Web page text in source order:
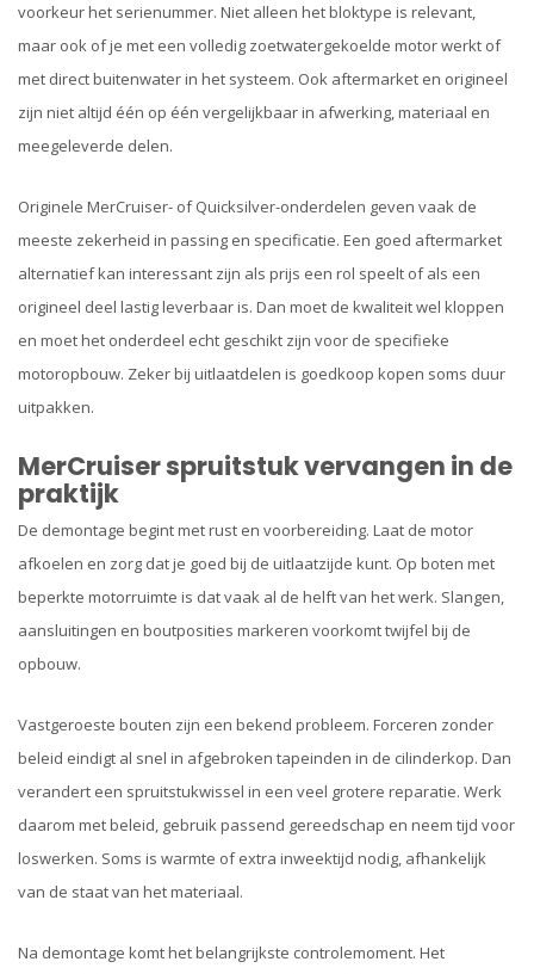
voorkeur het serienummer. Niet alleen het bloktype is relevant,
maar ook of je met een volledig zoetwatergekoelde motor werkt of
met direct buitenwater in het systeem. Ook aftermarket en origineel
zijn niet altijd één op één vergelijkbaar in afwerking, materiaal en
meegeleverde delen.
Originele MerCruiser- of Quicksilver-onderdelen geven vaak de
meeste zekerheid in passing en specificatie. Een goed aftermarket
alternatief kan interessant zijn als prijs een rol speelt of als een
origineel deel lastig leverbaar is. Dan moet de kwaliteit wel kloppen
en moet het onderdeel echt geschikt zijn voor de specifieke
motoropbouw. Zeker bij uitlaatdelen is goedkoop kopen soms duur
uitpakken.
MerCruiser spruitstuk vervangen in de
praktijk
De demontage begint met rust en voorbereiding. Laat de motor
afkoelen en zorg dat je goed bij de uitlaatzijde kunt. Op boten met
beperkte motorruimte is dat vaak al de helft van het werk. Slangen,
aansluitingen en boutposities markeren voorkomt twijfel bij de
opbouw.
Vastgeroeste bouten zijn een bekend probleem. Forceren zonder
beleid eindigt al snel in afgebroken tapeinden in de cilinderkop. Dan
verandert een spruitstukwissel in een veel grotere reparatie. Werk
daarom met beleid, gebruik passend gereedschap en neem tijd voor
loswerken. Soms is warmte of extra inweektijd nodig, afhankelijk
van de staat van het materiaal.
Na demontage komt het belangrijkste controlemoment. Het